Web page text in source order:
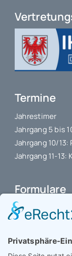
Termine
Jahrestimer
Jahrgang 5 bis
Jahrgang 10/13:
Jahrgang 11-13:
Formulare
Schulbuchkauf
Antrag auf
Interner L-S-